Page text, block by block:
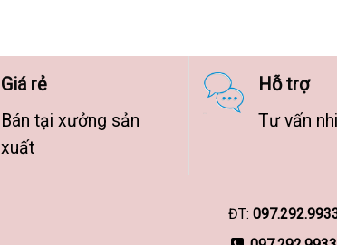
Giá rẻ
Bán tại xưởng sản
xuất
Hỗ trợ
Tư vấn
ĐT: